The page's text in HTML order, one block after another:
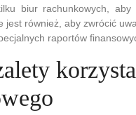
biur rachunkowych,
jest również, aby zwrócić
raportów